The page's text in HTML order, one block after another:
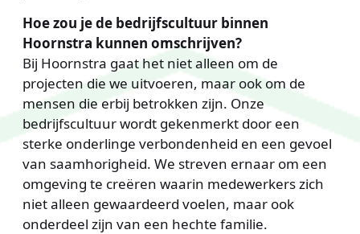
Hoe zou je de bedrijfscultuur binnen
Hoornstra kunnen omschrijven?
Bij Hoornstra gaat het niet alleen om de
projecten die we uitvoeren, maar ook om de
mensen die erbij betrokken zijn. Onze
bedrijfscultuur wordt gekenmerkt door een
sterke onderlinge verbondenheid en een gevoel
van saamhorigheid. We streven ernaar om een
omgeving te creëren waarin medewerkers zich
niet alleen gewaardeerd voelen, maar ook
onderdeel zijn van een hechte familie.